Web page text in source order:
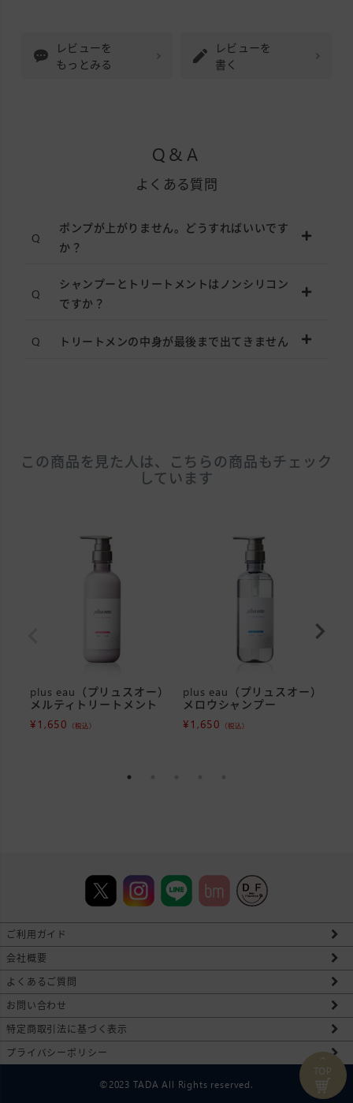
レビューを
もっとみる
レビューを
書く
Q&A
よくある質問
ポンプが上がりません。どうすればいいです
か？
シャンプーとトリートメントはノンシリコン
ですか？
トリートメンの中身が最後まで出てきません
この商品を見た人は、こちらの商品もチェック
しています
plus eau（プリュスオー）
メルティトリートメント
¥1,650 （税込）
plus eau（プリュスオー）
メロウシャンプー
¥1,650 （税込）
⌃
TOP
ご利用ガイド
会社概要
よくあるご質問
お問い合わせ
特定商取引法に基づく表示
プライバシーポリシー
©2023 TADA All Rights reserved.